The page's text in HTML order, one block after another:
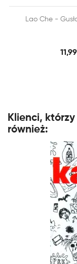
DODAJ DO
Lao Che -
Klienci,
również: